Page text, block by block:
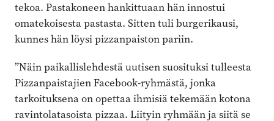
tekoa. Pastakoneen hankittuaan hän innostui
omatekoisesta pastasta. Sitten tuli burgerikausi,
kunnes hän löysi pizzanpaiston pariin.
”Näin paikallislehdestä uutisen suosituksi tulleesta
Pizzanpaistajien Facebook-ryhmästä, jonka
tarkoituksena on opettaa ihmisiä tekemään kotona
ravintolatasoista pizzaa. Liityin ryhmään ja siitä se